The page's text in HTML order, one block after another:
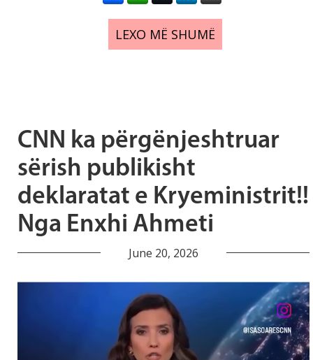
LEXO MË SHUMË
CNN ka përgënjeshtruar
sërish publikisht
deklaratat e Kryeministrit!!
Nga Enxhi Ahmeti
June 20, 2026